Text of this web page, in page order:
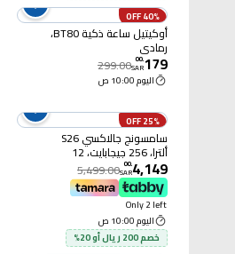
40% OFF
أوكيتيل ساعة ذكية BT80،
رمادي
179
.
00
SAR
299.00
اليوم 10:00 ص
25% OFF
سامسونج جالاكسي S26
ألترا، 256 جيجابايت، 12
جيجابايت سعة الرام، ذاكرة
داخلية، أسود
4,149
.
00
SAR
5,499.00
Only 2 left
اليوم 10:00 ص
خصم 200 ريال أو 20%